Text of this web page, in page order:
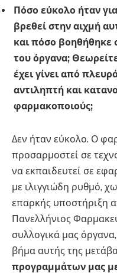
Πόσο εύκολο ήταν
βρεθεί στην αιχμή
και πόσο βοηθήθηκε
του όργανα;
έχει γίνει από
αντιληπτή και
φαρμακοποιούς;
Δεν ήταν εύκολο. Ο
προσαρμοστεί σε
να εκπαιδευτεί σε
με ιλιγγιώδη ρυθμό,
επαρκής υποστήριξη
Πανελλήνιος
συλλογικά μας
βήμα αυτής της
προγραμμάτων μας